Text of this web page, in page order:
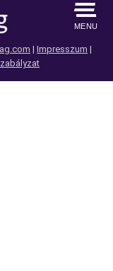
MENU
| Impresszum |